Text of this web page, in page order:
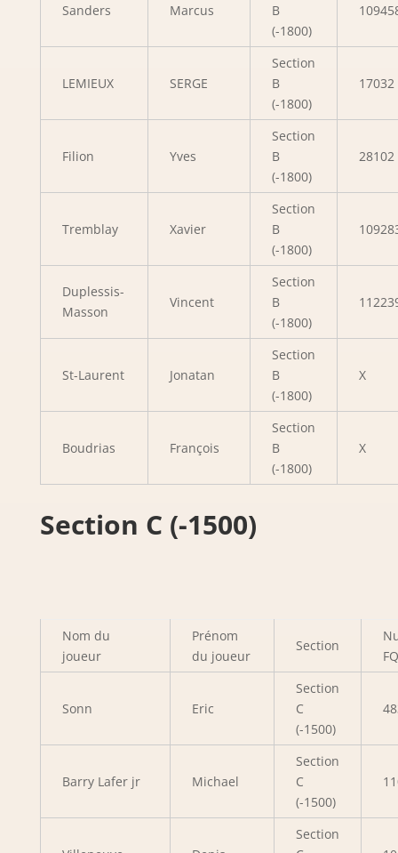
Sanders Marcus
B
(-1800)
LEMIEUX SERGE
Section
B
(-1800)
17032
Filion Yves
Section
B
(-1800)
28102
Tremblay Xavier
Section
B
(-1800)
Duplessis-
Masson
Vincent
Section
B
(-1800)
St-Laurent Jonatan
Section
B
(-1800)
X
Boudrias François
Section
B
(-1800)
X
Section C (-1500)
Nom du
joueur
Prénom
du joueur
Section
Sonn Eric
Section
C
(-1500)
Barry Lafer jr Michael
Section
C
(-1500)
Section